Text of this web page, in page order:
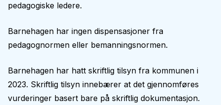
pedagogiske ledere.
Barnehagen har ingen dispensasjoner fra
pedagognormen eller bemanningsnormen.
Barnehagen har hatt skriftlig tilsyn fra kommunen i
2023. Skriftlig tilsyn innebærer at det gjennomføres
vurderinger basert bare på skriftlig dokumentasjon.